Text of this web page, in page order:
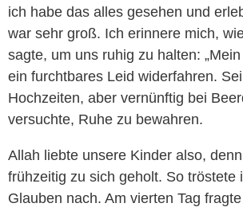
ich habe das alles gesehen und
war sehr groß. Ich erinnere mich,
sagte, um uns ruhig zu halten:
ein furchtbares Leid widerfahren.
Hochzeiten, aber vernünftig bei
versuchte, Ruhe zu bewahren.
Allah liebte unsere Kinder also,
frühzeitig zu sich geholt. So tröstete
Glauben nach. Am vierten Tag